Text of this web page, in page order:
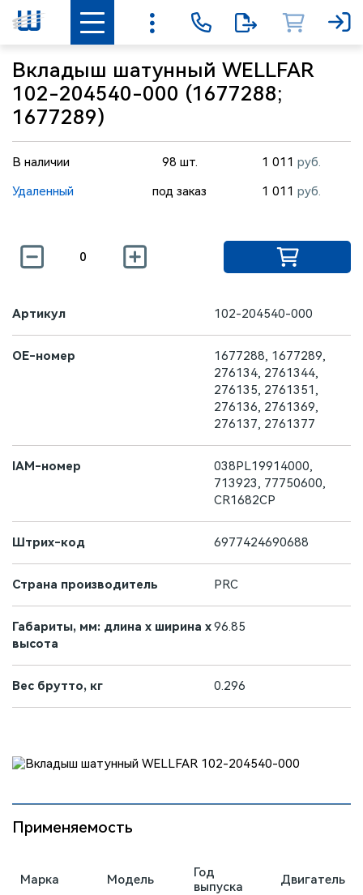
Вкладыш шатунный WELLFAR
102-204540-000 (1677288;
1677289)
В наличии 98 шт. 1 011 руб.
Удаленный
под заказ 1 011 руб.
Артикул 102-204540-000
OE-номер
1677288, 1677289,
276134, 2761344,
276135, 2761351,
276136, 2761369,
276137, 2761377
IAM-номер
038PL19914000,
713923, 77750600,
CR1682CP
Штрих-код 6977424690688
Страна производитель PRC
Габариты, мм: длина х ширина х
высота
96.85
Вес брутто, кг 0.296
Применяемость
Марка Модель
Год
выпуска
Двигатель